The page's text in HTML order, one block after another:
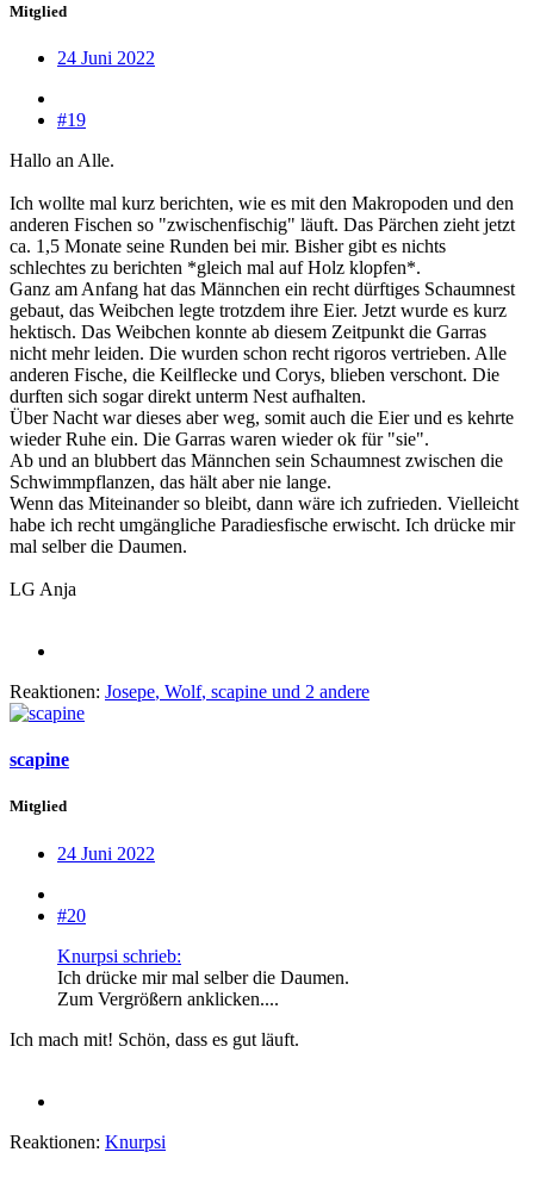
Mitglied
24 Juni 2022
#19
Hallo an Alle.
Ich wollte mal kurz berichten, wie es mit den Makropoden und den
anderen Fischen so "zwischenfischig" läuft. Das Pärchen zieht jetzt
ca. 1,5 Monate seine Runden bei mir. Bisher gibt es nichts
schlechtes zu berichten *gleich mal auf Holz klopfen*.
Ganz am Anfang hat das Männchen ein recht dürftiges Schaumnest
gebaut, das Weibchen legte trotzdem ihre Eier. Jetzt wurde es kurz
hektisch. Das Weibchen konnte ab diesem Zeitpunkt die Garras
nicht mehr leiden. Die wurden schon recht rigoros vertrieben. Alle
anderen Fische, die Keilflecke und Corys, blieben verschont. Die
durften sich sogar direkt unterm Nest aufhalten.
Über Nacht war dieses aber weg, somit auch die Eier und es kehrte
wieder Ruhe ein. Die Garras waren wieder ok für "sie".
Ab und an blubbert das Männchen sein Schaumnest zwischen die
Schwimmpflanzen, das hält aber nie lange.
Wenn das Miteinander so bleibt, dann wäre ich zufrieden. Vielleicht
habe ich recht umgängliche Paradiesfische erwischt. Ich drücke mir
mal selber die Daumen.
LG Anja
Reaktionen: Josepe, Wolf, scapine und 2 andere
scapine
Mitglied
24 Juni 2022
#20
Knurpsi schrieb:
Ich drücke mir mal selber die Daumen.
Zum Vergrößern anklicken....
Ich mach mit! Schön, dass es gut läuft.
Reaktionen: Knurpsi